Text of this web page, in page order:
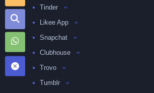
Tinder
Likee App
Snapchat
Clubhouse
Trovo
Tumblr